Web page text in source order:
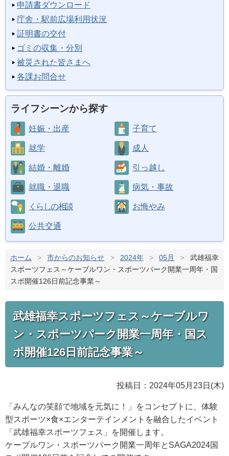
申請書ダウンロード
庁舎・駅前広場利用状況
証明書の交付
ゴミの収集・分別
被災された皆さまへ
各課お問合せ
ライフシーンから探す
妊娠・出産 子育て
就学 成人
結婚・離婚 引っ越し
就職・退職 病気・事故
くらしの相談 お悔やみ
公共交通
ホーム > 市からのお知らせ > 2024年 > 05月 >
武雄福幸
スポーツフェス～ケーブルワン・スポーツパーク開業一周年・国
スポ開催126日前記念事業～
武雄福幸スポーツフェス～ケーブルワ
ン・スポーツパーク開業一周年・国ス
ポ開催126日前記念事業～
投稿日：2024年05月23日(木)
「みんなの笑顔で地域を元気に！」をコンセプトに、体験
型スポーツ×食×エンターテインメントを融合したイベント
「武雄福幸スポーツフェス」を開催します。
ケーブルワン・スポーツパーク開業一周年とSAGA2024国